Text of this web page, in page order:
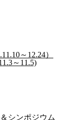
～12.24）
～11.5)
シンポジウム